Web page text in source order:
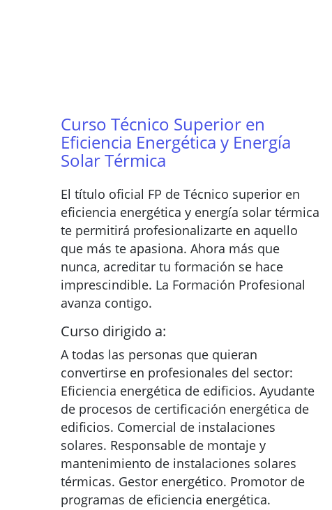
Curso Técnico Superior en
Eficiencia Energética y Energía
Solar Térmica
El título oficial FP de Técnico superior en
eficiencia energética y energía solar térmica
te permitirá profesionalizarte en aquello
que más te apasiona. Ahora más que
nunca, acreditar tu formación se hace
imprescindible. La Formación Profesional
avanza contigo.
Curso dirigido a:
A todas las personas que quieran
convertirse en profesionales del sector:
Eficiencia energética de edificios. Ayudante
de procesos de certificación energética de
edificios. Comercial de instalaciones
solares. Responsable de montaje y
mantenimiento de instalaciones solares
térmicas. Gestor energético. Promotor de
programas de eficiencia energética.